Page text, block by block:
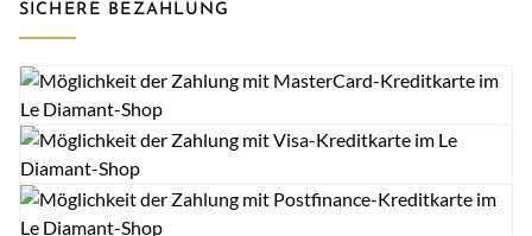
SICHERE BEZAHLUNG